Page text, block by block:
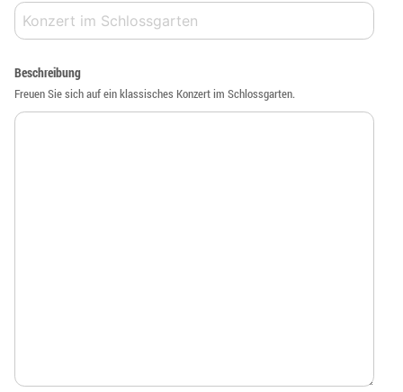
Beschreibung
Freuen Sie sich auf ein klassisches Konzert im Schlossgarten.